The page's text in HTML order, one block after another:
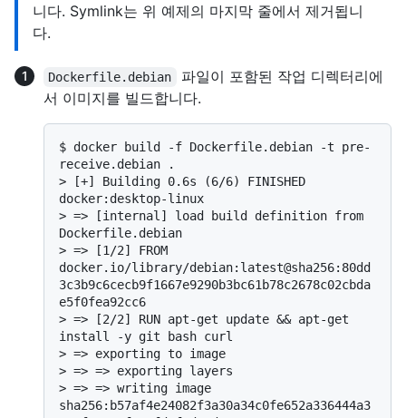
니다. Symlink는 위 예제의 마지막 줄에서 제거됩니
다.
Dockerfile.debian
파일이 포함된 작업 디렉터리에
서 이미지를 빌드합니다.
$ docker build -f Dockerfile.debian -t pre-
receive.debian .
>
[+] Building 0.6s (6/6) FINISHED
docker:desktop-linux
> => [internal] load build definition from
Dockerfile.debian
> => [1/2] FROM
docker.io/library/debian:latest@sha256:80dd
3c3b9c6cecb9f1667e9290b3bc61b78c2678c02cbda
e5f0fea92cc6
> => [2/2] RUN apt-get update && apt-get
install -y git bash curl
> => exporting to image
> => => exporting layers
> => => writing image
sha256:b57af4e24082f3a30a34c0fe652a336444a3